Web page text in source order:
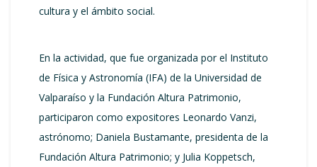
cultura y el ámbito social.
En la actividad, que fue organizada por el Instituto
de Física y Astronomía (IFA) de la Universidad de
Valparaíso y la Fundación Altura Patrimonio,
participaron como expositores Leonardo Vanzi,
astrónomo; Daniela Bustamante, presidenta de la
Fundación Altura Patrimonio; y Julia Koppetsch,